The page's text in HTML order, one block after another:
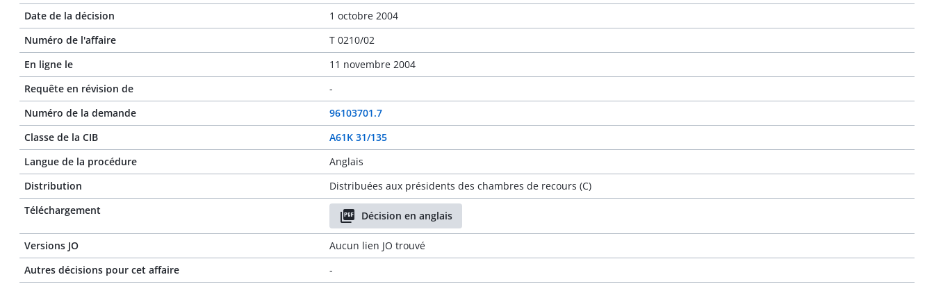
Date de la décision
1 octobre 2004
Numéro de l'affaire
T 0210/02
En ligne le
11 novembre 2004
Requête en révision de
-
Numéro de la demande
96103701.7
Classe de la CIB
A61K 31/135
Langue de la procédure
Anglais
Distribution
Distribuées aux présidents des chambres de recours (C)
Téléchargement
Décision en anglais
Versions JO
Aucun lien JO trouvé
Autres décisions pour cet affaire
-